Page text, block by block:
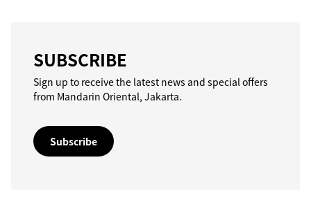
SUBSCRIBE
Sign up to receive the latest news and special offers
from Mandarin Oriental, Jakarta.
Subscribe